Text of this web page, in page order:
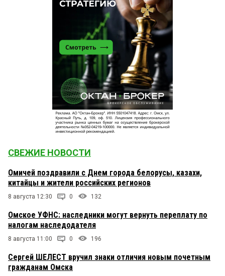
СВЕЖИЕ НОВОСТИ
Омичей поздравили с Днем города белорусы, казахи,
китайцы и жители российских регионов
8 августа 12:30 0 132
Омское УФНС: наследники могут вернуть переплату по
налогам наследодателя
8 августа 11:00 0 196
Сергей ШЕЛЕСТ вручил знаки отличия новым почетным
гражданам Омска